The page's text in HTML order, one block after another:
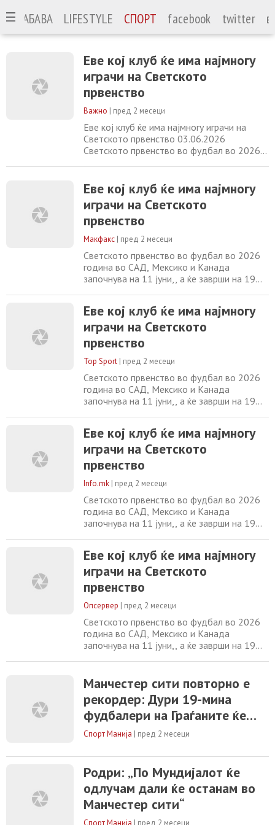
ЗАБАВА LIFESTYLE СПОРТ facebook twitter
Еве кој клуб ќе има најмногу
играчи на Светското
првенство
Важно | пред 2 месеци
Еве кој клуб ќе има најмногу играчи на
Светското првенство 03.06.2026
Светското првенство во фудбал во 2026
јули. Според студијата на бразилскиот
весник „О Глобо“, која анализирала
податоци за 1.248 поканети играчи,
Манчестер Сити е на врвот на листата на
Еве кој клуб ќе има најмногу
играчи на Светското
првенство
Макфакс | пред 2 месеци
Светското првенство во фудбал во 2026
година во САД, Мексико и Канада
започнува на 11 јуни,, а ќе заврши на 19
податоци за 1.248 поканети играчи,
Манчестер Сити е на врвот на листата на
клубови со најмногу претставници на
турнирот. Победникот на два англиски
купа испраќа дури
Еве кој клуб ќе има најмногу
играчи на Светското
првенство
Top Sport | пред 2 месеци
Светското првенство во фудбал во 2026
година во САД, Мексико и Канада
започнува на 11 јуни,, а ќе заврши на 19
податоци за 1.248 поканети играчи,
Манчестер Сити е на врвот на листата на
клубови со најмногу претставници на
турнирот. Победникот на два англиски
купа испраќа дури
Еве кој клуб ќе има најмногу
играчи на Светското
првенство
Info.mk | пред 2 месеци
Светското првенство во фудбал во 2026
година во САД, Мексико и Канада
започнува на 11 јуни,, а ќе заврши на 19
податоци за 1.248 поканети играчи,
Манчестер Сити е на врвот на листата на
клубови со најмногу претставници на
турнирот. Победникот на два англиски
купа испраќа дури
Еве кој клуб ќе има најмногу
играчи на Светското
првенство
Опсервер | пред 2 месеци
Светското првенство во фудбал во 2026
година во САД, Мексико и Канада
започнува на 11 јуни,, а ќе заврши на 19
податоци за 1.248 поканети играчи,
Манчестер Сити е на врвот на листата на
клубови со најмногу претставници на
турнирот. Победникот на два англиски
Манчестер сити повторно е
рекордер: Дури 19-мина
фудбалери на Граѓаните ќе
играат на Мундијалот
Спорт Манија | пред 2 месеци
Родри: „По Мундијалот ќе
одлучам дали ќе останам во
Манчестер сити“
Спорт Манија | пред 2 месеци